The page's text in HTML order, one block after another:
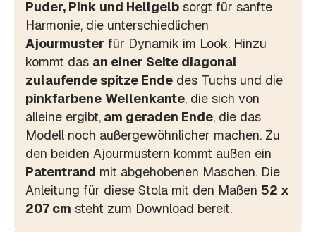
Puder, Pink und Hellgelb sorgt für sanfte
Harmonie, die unterschiedlichen
Ajourmuster für Dynamik im Look. Hinzu
kommt das an einer Seite diagonal
zulaufende spitze Ende des Tuchs und die
pinkfarbene Wellenkante, die sich von
alleine ergibt, am geraden Ende, die das
Modell noch außergewöhnlicher machen. Zu
den beiden Ajourmustern kommt außen ein
Patentrand mit abgehobenen Maschen. Die
Anleitung für diese Stola mit den Maßen 52 x
207 cm steht zum Download bereit.